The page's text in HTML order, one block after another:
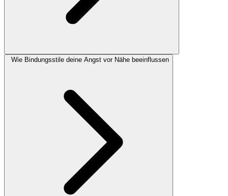
Wie Bindungsstile deine Angst vor Nähe beeinflussen